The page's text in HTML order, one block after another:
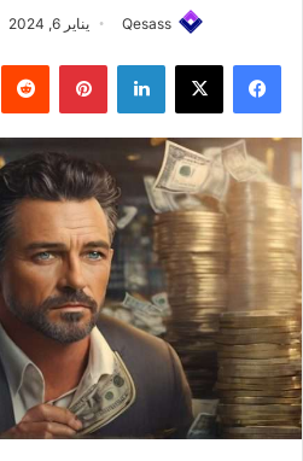
Qesass يناير 6, 2024
فيسبوك ‫X لينكدإن بينتيريست